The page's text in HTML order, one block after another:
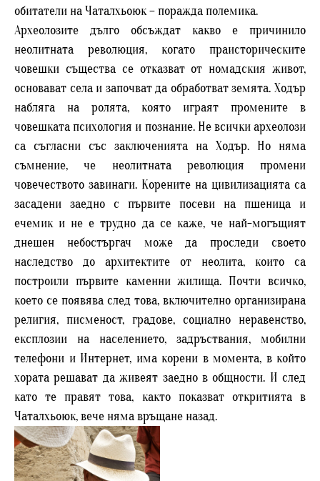
обитатели на Чаталхьоюк – поражда полемика.
Археолозите дълго обсъждат какво е причинило
неолитната революция, когато праисторическите
човешки същества се отказват от номадския живот,
основават села и започват да обработват земята. Ходър
набляга на ролята, която играят промените в
човешката психология и познание. Не всички археолози
са съгласни със заключенията на Ходър. Но няма
съмнение, че неолитната революция промени
човечеството завинаги. Корените на цивилизацията са
засадени заедно с първите посеви на пшеница и
ечемик и не е трудно да се каже, че най-могъщият
днешен небостъргач може да проследи своето
наследство до архитектите от неолита, които са
построили първите каменни жилища. Почти всичко,
което се появява след това, включително организирана
религия, писменост, градове, социално неравенство,
експлозии на населението, задръствания, мобилни
телефони и Интернет, има корени в момента, в който
хората решават да живеят заедно в общности. И след
като те правят това, както показват откритията в
Чаталхьоюк, вече няма връщане назад.